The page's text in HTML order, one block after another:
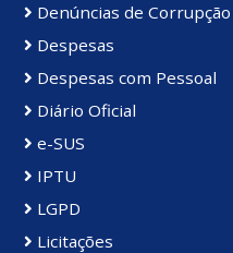
Denúncias de Corrupção
Despesas
Despesas com Pessoal
Diário Oficial
e-SUS
IPTU
LGPD
Licitações